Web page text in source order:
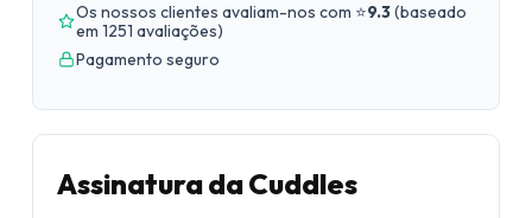
Os nossos clientes avaliam-nos com ⭐9.3(baseado
em 1251 avaliações)
Pagamento seguro
Assinatura da Cuddles